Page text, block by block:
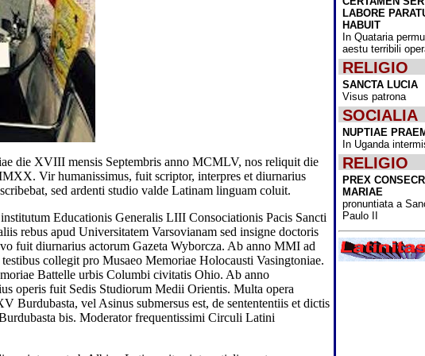
die XVIII mensis Septembris anno MCMLV, nos reliquit die
Vir humanissimus, fuit scriptor, interpres et diurnarius
sed ardenti studio valde Latinam linguam coluit.
Educationis Generalis LIII Consociationis Pacis Sancti
rebus apud Universitatem Varsovianam sed insigne doctoris
fuit diurnarius actorum Gazeta Wyborcza. Ab anno MMI ad
collegit pro Musaeo Memoriae Holocausti Vasingtoniae.
Battelle urbis Columbi civitatis Ohio. Ab anno
operis fuit Sedis Studiorum Medii Orientis. Multa opera
Burdubasta, vel Asinus submersus est, de sentententiis et dictis
bis. Moderator frequentissimi Circuli Latini
Nativitatis
lectoribus
ominamur!
Cum ante
dimidium
potestatem
obtinuissent,
extemplo
esse coeperunt,
cum de
institutionibus
Acta diurna
News"
consilium,
Bactrianarum
accessus ad
"usque ad
intermittetur.
Ipse partis
LABORE
HABUIT
In Quataria
aestu terribili
RELIGIO
SANCTA LUCIA
Visus patrona
SOCIALIA
NUPTIAE
In Uganda
RELIGIO
PREX
MARIAE
pronuntiata a
Paulo II